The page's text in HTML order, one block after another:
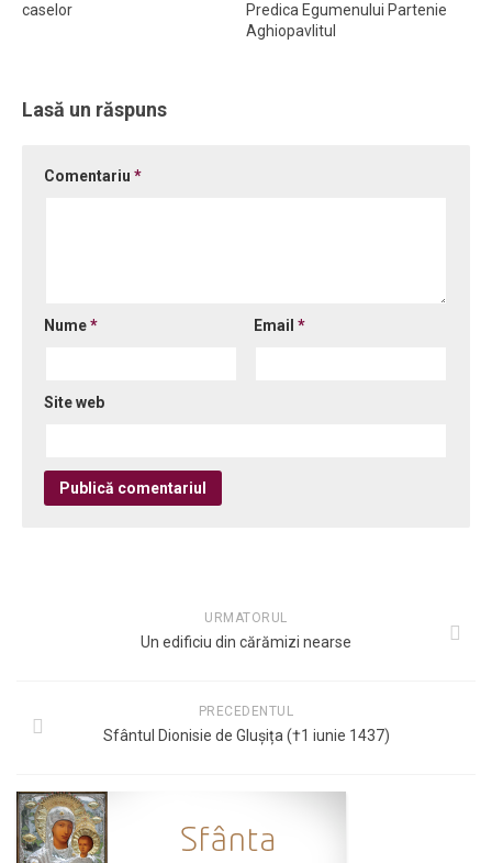
caselor
Predica Egumenului Partenie
Aghiopavlitul
Lasă un răspuns
Comentariu *
Nume* Email*
Site web
URMATORUL
Un edificiu din cărămizi nearse
PRECEDENTUL
Sfântul Dionisie de Glușița (†1 iunie 1437)